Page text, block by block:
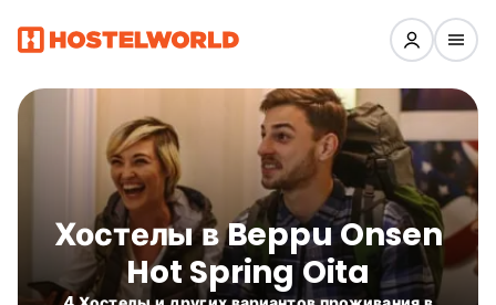
Хостелы в Beppu Onsen
Hot Spring Oita